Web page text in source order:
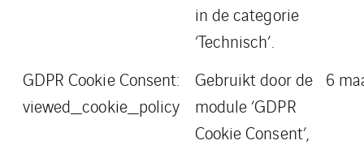
in de categorie
‘Technisch’.
GDPR Cookie Consent:
viewed_cookie_policy
Gebruikt door de
module ‘GDPR
Cookie Consent’,
6